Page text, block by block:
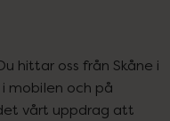
hittar oss från Skåne i
mobilen och på
vårt uppdrag att